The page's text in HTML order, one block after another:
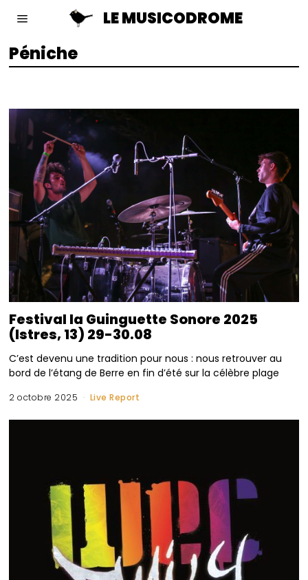
LE MUSICODROME
Péniche
Festival la Guinguette Sonore 2025
(Istres, 13) 29-30.08
C’est devenu une tradition pour nous : nous retrouver au
bord de l’étang de Berre en fin d’été sur la célèbre plage
2 octobre 2025 Live Report